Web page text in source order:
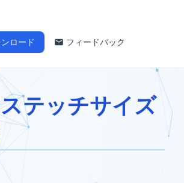
ロード フィードバック
テッチサイズ